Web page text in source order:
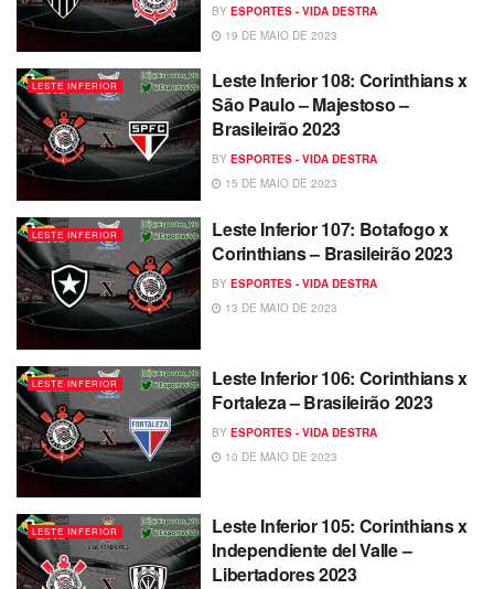
BY ESPORTES - VIDA DESTRA
19 DE MAIO DE 2023
LESTE INFERIOR
Leste Inferior 108: Corinthians x
São Paulo – Majestoso –
Brasileirão 2023
BY ESPORTES - VIDA DESTRA
15 DE MAIO DE 2023
LESTE INFERIOR
Leste Inferior 107: Botafogo x
Corinthians – Brasileirão 2023
BY ESPORTES - VIDA DESTRA
13 DE MAIO DE 2023
LESTE INFERIOR
Leste Inferior 106: Corinthians x
Fortaleza – Brasileirão 2023
BY ESPORTES - VIDA DESTRA
10 DE MAIO DE 2023
LESTE INFERIOR
Leste Inferior 105: Corinthians x
Independiente del Valle –
Libertadores 2023